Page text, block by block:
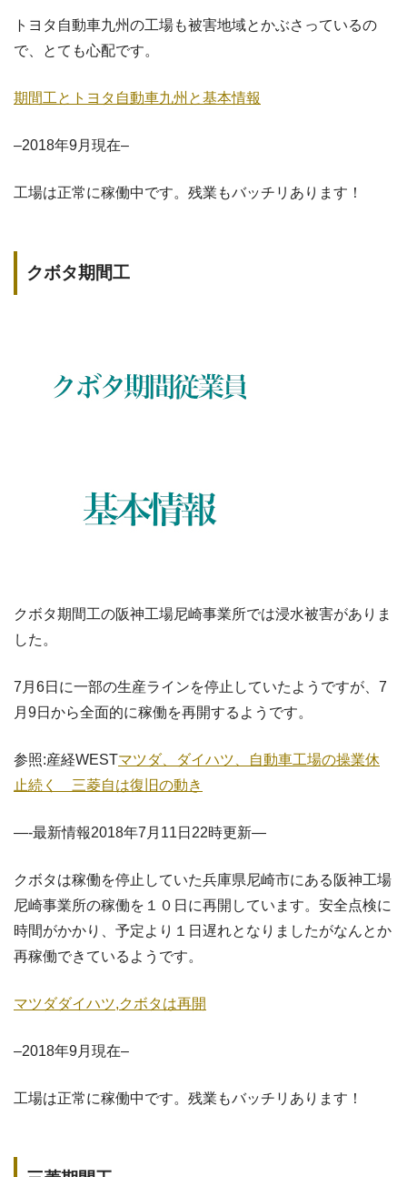
トヨタ自動車九州の工場も被害地域とかぶさっているの
で、とても心配です。
期間工とトヨタ自動車九州と基本情報
–2018年9月現在–
工場は正常に稼働中です。残業もバッチリあります！
クボタ期間工
クボタ期間工の阪神工場尼崎事業所では浸水被害がありま
した。
7月6日に一部の生産ラインを停止していたようですが、7
月9日から全面的に稼働を再開するようです。
参照:産経WESTマツダ、ダイハツ、自動車工場の操業休
止続く 三菱自は復旧の動き
—-最新情報2018年7月11日22時更新—
クボタは稼働を停止していた兵庫県尼崎市にある阪神工場
尼崎事業所の稼働を１０日に再開しています。安全点検に
時間がかかり、予定より１日遅れとなりましたがなんとか
再稼働できているようです。
マツダダイハツ,クボタは再開
–2018年9月現在–
工場は正常に稼働中です。残業もバッチリあります！